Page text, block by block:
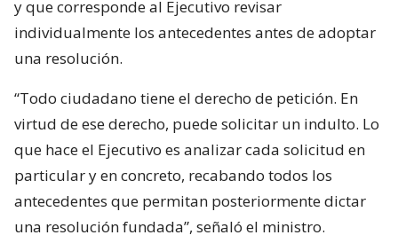
y que corresponde al Ejecutivo revisar
individualmente los antecedentes antes de adoptar
una resolución.
“Todo ciudadano tiene el derecho de petición. En
virtud de ese derecho, puede solicitar un indulto. Lo
que hace el Ejecutivo es analizar cada solicitud en
particular y en concreto, recabando todos los
antecedentes que permitan posteriormente dictar
una resolución fundada”, señaló el ministro.